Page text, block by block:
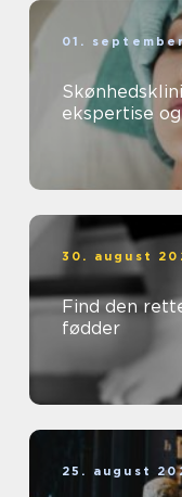
01.
ekspertise
30. august
Find den
fødder
25. august